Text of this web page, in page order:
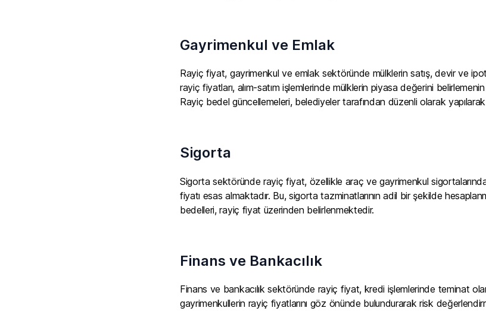
Gayrimenkul ve Emlak
Rayiç fiyat, gayrimenkul ve emlak sektöründe mülklerin satış, devir ve
rayiç fiyatları, alım-satım işlemlerinde mülklerin piyasa değerini
Rayiç bedel güncellemeleri, belediyeler tarafından düzenli olarak
Sigorta
Sigorta sektöründe rayiç fiyat, özellikle araç ve gayrimenkul
fiyatı esas almaktadır. Bu, sigorta tazminatlarının adil bir şekilde
bedelleri, rayiç fiyat üzerinden belirlenmektedir.
Finans ve Bankacılık
Finans ve bankacılık sektöründe rayiç fiyat, kredi işlemlerinde teminat
gayrimenkullerin rayiç fiyatlarını göz önünde bulundurarak risk